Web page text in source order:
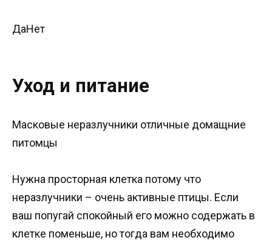
ДаНет
Уход и питание
Масковые неразлучники отличные домащние
питомцы
Нужна просторная клетка потому что
неразлучники – очень активные птицы. Если
ваш попугай спокойный его можно содержать в
клетке поменьше, но тогда вам необходимо